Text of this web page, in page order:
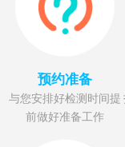
预约准备
与您安排好检测时间提
前做好准备工作